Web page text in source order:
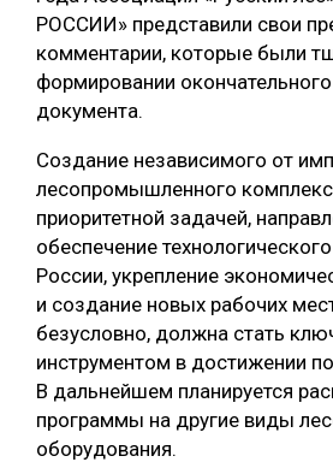
РОССИИ» представили свои
комментарии, которые были
формировании
документа.
Создание независимого от
лесопромышленного
приоритетной задачей,
обеспечение
России, укрепление
и создание новых рабочих
безусловно, должна стать
инструментом в достижении
В дальнейшем планируется
программы на другие виды
оборудования.